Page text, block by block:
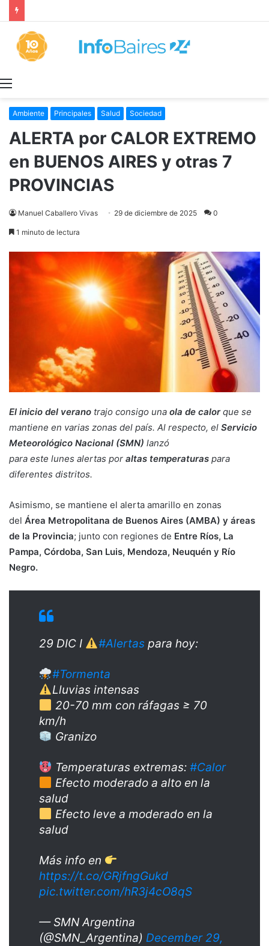
Ambiente Principales Salud Sociedad
ALERTA por CALOR EXTREMO
en BUENOS AIRES y otras 7
PROVINCIAS
Manuel Caballero Vivas 29 de diciembre de 2025 0
1 minuto de lectura
El inicio del verano trajo consigo una ola de calorque se
mantiene en varias zonas del país. Al respecto, el Servicio
Meteorológico Nacional (SMN) lanzó
para este lunes alertas por altas temperaturas para
diferentes distritos.
Asimismo, se mantiene el alerta amarillo en zonas
del Área Metropolitana de Buenos Aires (AMBA) y áreas
de la Provincia; junto con regiones de Entre Ríos, La
Pampa, Córdoba, San Luis, Mendoza, Neuquén y Río
Negro.
29 DIC I #Alertas para hoy:
#Tormenta
Lluvias intensas
20-70 mm con ráfagas ≥ 70
km/h
Granizo
Temperaturas extremas: #Calor
Efecto moderado a alto en la
salud
Efecto leve a moderado en la
salud
Más info en
https://t.co/GRjfngGukd
pic.twitter.com/hR3j4cO8qS
— SMN Argentina
(@SMN_Argentina) December 29,